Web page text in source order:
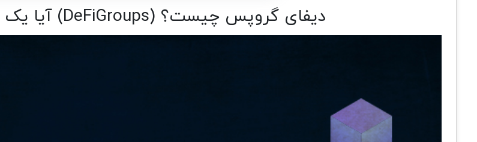
دیفای گروپس چیست؟ (DeFiGroups) آیا یک پلتفرم کلاهبرداری است؟